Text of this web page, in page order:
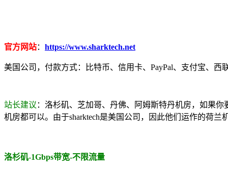
官方网站： https://www.sharktech.net
美国公司，付款方式：比特币、信用卡、PayPal、支付宝、西
站长建议 ：洛杉矶、芝加哥、丹佛、阿姆斯特丹机房，如果
机房都可以。由于sharktech是美国公司，因此他们运作的荷
洛杉矶-1Gbps带宽-不限流量